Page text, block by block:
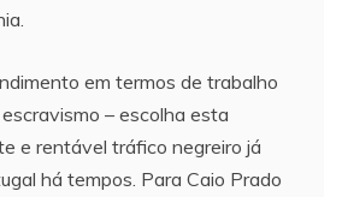
em termos de trabalho
– escolha esta
e rentável tráfico negreiro já
há tempos. Para Caio Prado